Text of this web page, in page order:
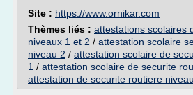
Site : https://www.ornikar.com
Thèmes liés : attestations scolaires
niveaux 1 et 2 / attestation scolaire
niveau 2 / attestation scolaire de
1 / attestation scolaire de securite
attestation de securite routiere